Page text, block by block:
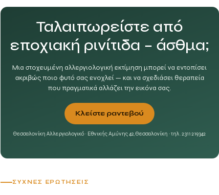
Ταλαιπωρείστε από
εποχιακή ρινίτιδα – άσθμα;
Μια στοχευμένη αλλεργιολογική εκτίμηση μπορεί να εντοπίσει
ακριβώς ποιο φυτό σας ενοχλεί — και να σχεδιάσει θεραπεία
που πραγματικά αλλάζει την εικόνα σας.
Κλείστε ραντεβού
Θεσσαλονίκη Αλλεργιολογικό · Εθνικής Αμύνης 42, Θεσσαλονίκη · τηλ. 2311 219342
ΣΥΧΝΈΣ ΕΡΩΤΉΣΕΙΣ